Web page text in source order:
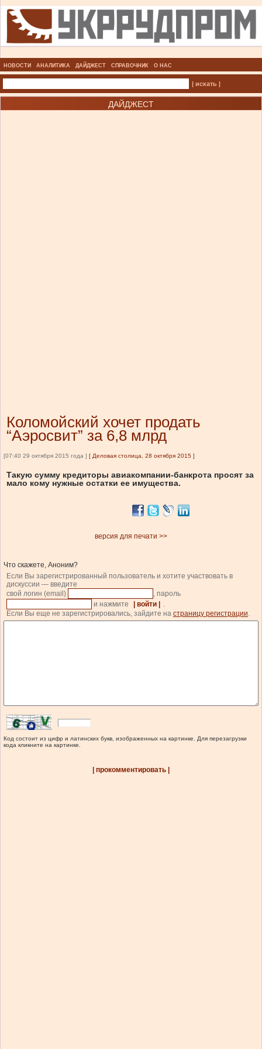
НОВОСТИ АНАЛИТИКА ДАЙДЖЕСТ СПРАВОЧНИК О НАС
| искать |
ДАЙДЖЕСТ
Коломойский хочет продать
“Аэросвит” за 6,8 млрд
[07:40 29 октября 2015 года ] [ Деловая столица, 28 октября 2015 ]
Такую сумму кредиторы авиакомпании-банкрота просят за
мало кому нужные остатки ее имущества.
версия для печати >>
Что скажете, Аноним?
Если Вы зарегистрированный пользователь и хотите участвовать в
дискуссии — введите
свой логин (email)
, пароль
и нажмите
| войти |
.
Если Вы еще не зарегистрировались, зайдите на страницу регистрации.
Код состоит из цифр и латинских букв, изображенных на картинке. Для перезагрузки
кода кликните на картинке.
| прокомментировать |